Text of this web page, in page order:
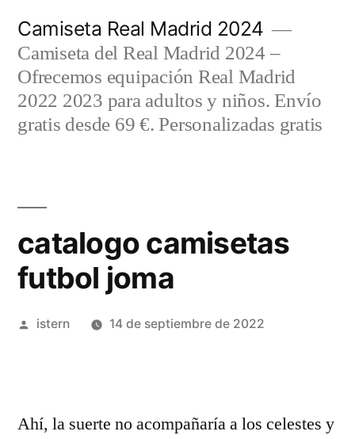
contenido
Camiseta Real Madrid 2024
Camiseta del Real Madrid 2024 –
Ofrecemos equipación Real Madrid
2022 2023 para adultos y niños. Envío
gratis desde 69 €. Personalizadas gratis
catalogo camisetas
futbol joma
Publicado
istern 14 de septiembre de 2022
Ahí, la suerte no acompañaría a los celestes y